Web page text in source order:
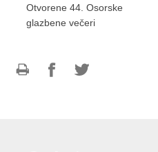
Otvorene 44. Osorske
glazbene večeri